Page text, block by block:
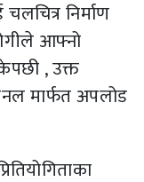
निर्माण
आफ्नो
, उक्त
मार्फत अपलोड